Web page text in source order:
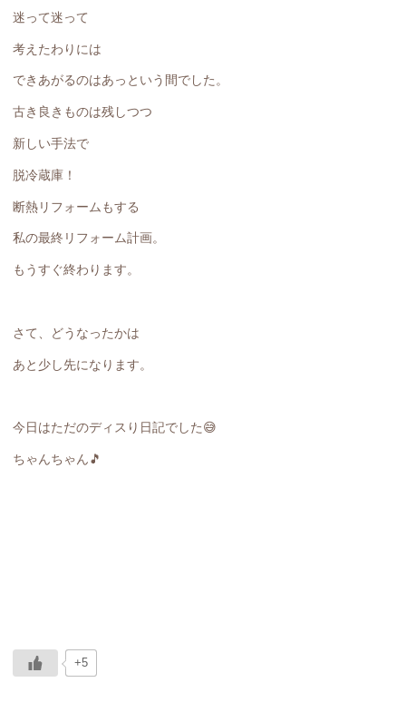
迷って迷って
考えたわりには
できあがるのはあっという間でした。
古き良きものは残しつつ
新しい手法で
脱冷蔵庫！
断熱リフォームもする
私の最終リフォーム計画。
もうすぐ終わります。
さて、どうなったかは
あと少し先になります。
今日はただのディスり日記でした😅
ちゃんちゃん🎵
+5